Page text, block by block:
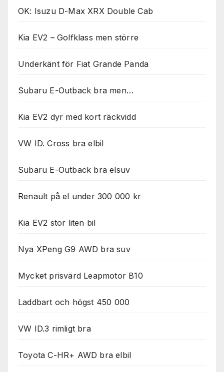
OK: Isuzu D-Max XRX Double Cab
Kia EV2 – Golfklass men större
Underkänt för Fiat Grande Panda
Subaru E-Outback bra men…
Kia EV2 dyr med kort räckvidd
VW ID. Cross bra elbil
Subaru E-Outback bra elsuv
Renault på el under 300 000 kr
Kia EV2 stor liten bil
Nya XPeng G9 AWD bra suv
Mycket prisvärd Leapmotor B10
Laddbart och högst 450 000
VW ID.3 rimligt bra
Toyota C-HR+ AWD bra elbil